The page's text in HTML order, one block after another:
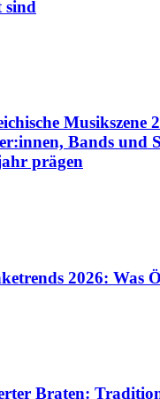
sind
Musikszene
Bands und
prägen
2026: Was
Braten: